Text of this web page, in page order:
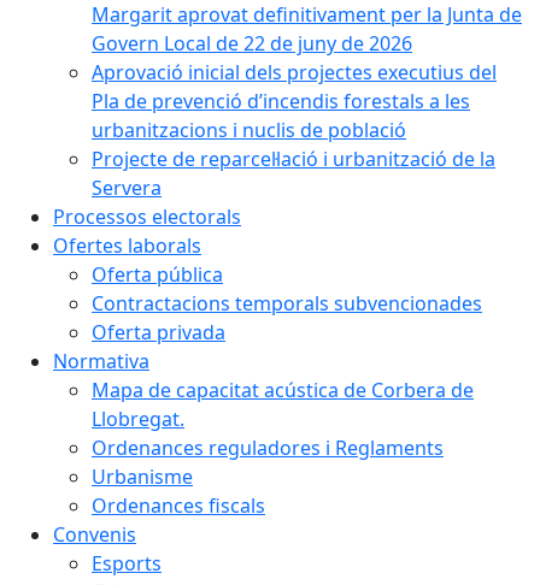
Margarit aprovat definitivament per la Junta de
Govern Local de 22 de juny de 2026
Aprovació inicial dels projectes executius del
Pla de prevenció d’incendis forestals a les
urbanitzacions i nuclis de població
Projecte de reparcel·lació i urbanització de la
Servera
Processos electorals
Ofertes laborals
Oferta pública
Contractacions temporals subvencionades
Oferta privada
Normativa
Mapa de capacitat acústica de Corbera de
Llobregat.
Ordenances reguladores i Reglaments
Urbanisme
Ordenances fiscals
Convenis
Esports